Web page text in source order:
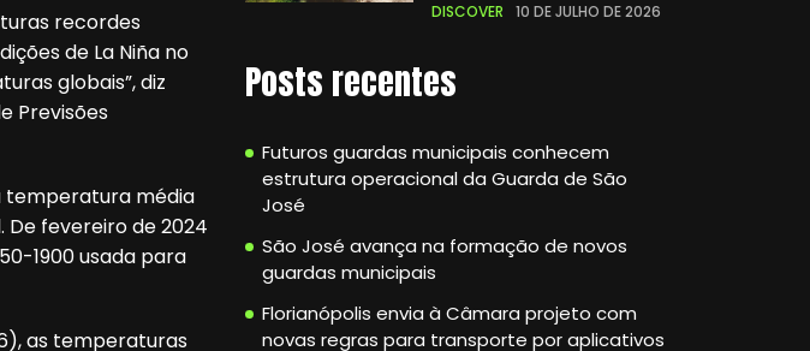
recordes
de La Niña no
globais”, diz
Previsões
temperatura média
De fevereiro de 2024
1900 usada para
as temperaturas
DISCOVER 10 DE JULHO DE 2026
Posts recentes
Futuros guardas municipais conhecem
estrutura operacional da Guarda de São
José
São José avança na formação de novos
guardas municipais
Florianópolis envia à Câmara projeto com
novas regras para transporte por aplicativos